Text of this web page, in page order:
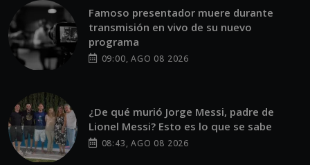
Famoso presentador muere durante
transmisión en vivo de su nuevo
programa
09:00, AGO 08 2026
¿De qué murió Jorge Messi, padre de
Lionel Messi? Esto es lo que se sabe
08:43, AGO 08 2026